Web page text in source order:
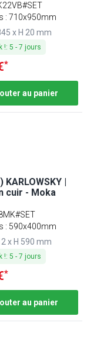
: 710x950mm
x H 20 mm
!:5 -7 jours
*
au panier
|
cuir - Moka
: 590x400mm
x H 590 mm
!:5 -7 jours
*
au panier